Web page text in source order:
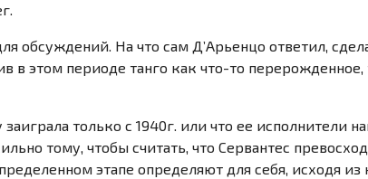
обсуждений. На что сам Д’Aрьенцо ответил,
в этом периоде танго как что-то перерожденное,
только с 1940г. или что ее исполнители
тому, чтобы считать, что Сервантес
этапе определяют для себя, исходя из